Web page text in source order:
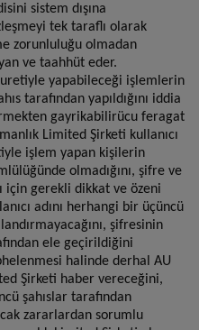
sistem dışına
tek taraflı olarak
zorunluluğu olmadan
ve taahhüt eder.
yapabileceği işlemlerin
tarafından yapıldığını iddia
gayrikabilirücu feragat
Limited Şirketi kullanıcı
işlem yapan kişilerin
olmadığını, şifre ve
için gerekli dikkat ve özeni
adını herhangi bir üçüncü
şifresinin
ele geçirildiğini
halinde derhal AU
Şirketi haber vereceğini,
şahıslar tarafından
zararlardan sorumlu